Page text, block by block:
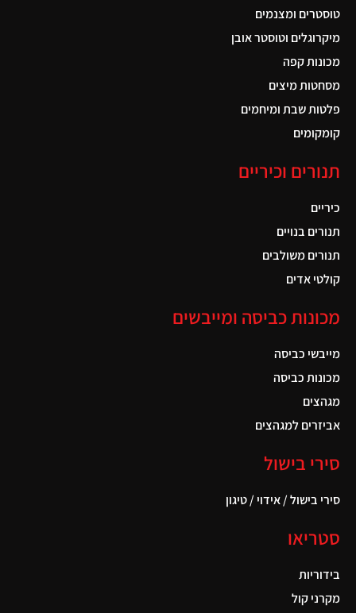
טוסטרים ומצנמים
מיקרוגלים וטוסטר אובן
מכונות קפה
מסחטות מיצים
פלטות שבת ומיחמים
קומקומים
תנורים וכיריים
כיריים
תנורים בנויים
תנורים משולבים
קולטי אדים
מכונות כביסה ומייבשים
מייבשי כביסה
מכונות כביסה
מגהצים
אביזרים למגהצים
סירי בישול
סירי בישול / אידוי / טיגון
סטריאו
בידוריות
מקרני קול